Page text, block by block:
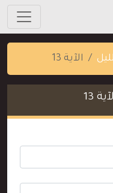
الآية 13
13